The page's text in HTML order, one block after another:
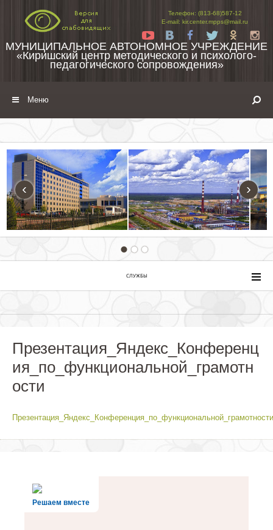
Телефон: (813-68)587-12
E-mail: kir.center.mpps@mail.ru
Yt
Tw
МУНИЦИПАЛЬНОЕ АВТОНОМНОЕ УЧРЕЖДЕНИЕ
«Киришский центр методического и психолого-
педагогического сопровождения»
Меню
‹ ›
СЛУЖБЫ
Презентация_Яндекс_Конференц
ия_по_функциональной_грамотн
ости
Презентация_Яндекс_Конференция_по_функциональной_грамотности
Решаем вместе